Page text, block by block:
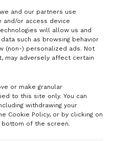
and our partners use
or access device
will allow us and
such as browsing behavior
(non-) personalized ads. Not
may adversely affect certain
or make granular
to this site only. You can
withdrawing your
Cookie Policy, or by clicking on
of the screen.
Bank
júniusig tolja ki a
még hosszú ideig
majd. A
az ellenszer
T É S -